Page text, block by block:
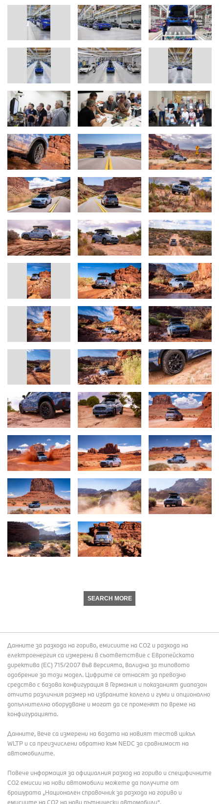
SEARCH MORE
Данните за разхода на гориво, емисиите на СО2 и разхода на
електроенергия са измерени в съответствие с Европейската
директива (EC) 715/2007 във версията, валидна за типовото
одобрение за този модел. Цифрите се отнасят за превозно
средство с базова конфигурация в Германия и показаният диапазон
отчита различния размер на избраните колела и гуми и опционално
допълнително оборудване и могат да се променят по време на
конфигурацията.
Данните, вече са измерени на базата на новият тестов цикъл
WLTP и са преизчислени обратно към NEDC за сравнимост на
автомобилите.
Повече информация за официалния разход на гориво и специфичните
СО2 емисии на нови автомобили можете да получите от
брошурата „Национален справочник за разхода на гориво и
емисиите на CO2 на нови пътнически автомобили“,